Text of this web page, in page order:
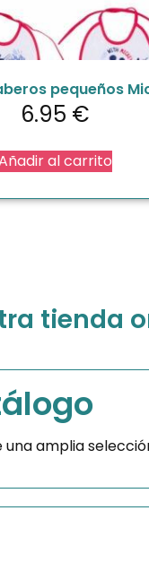
pequeños
6.95 €
al carrito
tienda
amplia